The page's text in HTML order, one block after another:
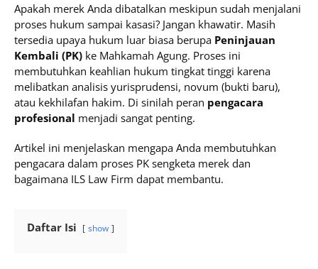
Apakah merek Anda dibatalkan meskipun sudah menjalani
proses hukum sampai kasasi? Jangan khawatir. Masih
tersedia upaya hukum luar biasa berupa Peninjauan
Kembali (PK) ke Mahkamah Agung. Proses ini
membutuhkan keahlian hukum tingkat tinggi karena
melibatkan analisis yurisprudensi, novum (bukti baru),
atau kekhilafan hakim. Di sinilah peran pengacara
profesional menjadi sangat penting.
Artikel ini menjelaskan mengapa Anda membutuhkan
pengacara dalam proses PK sengketa merek dan
bagaimana ILS Law Firm dapat membantu.
Daftar Isi show